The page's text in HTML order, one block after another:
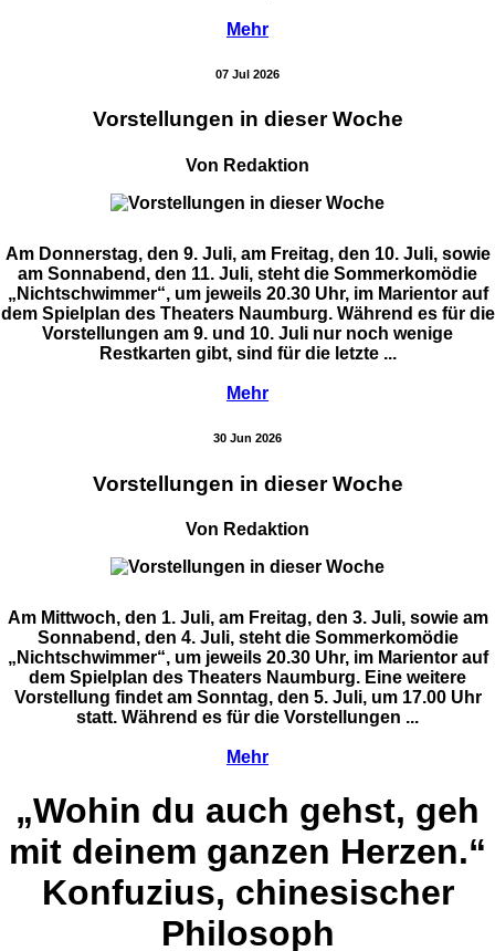
Mehr
07 Jul 2026
Vorstellungen in dieser Woche
Von Redaktion
Am Donnerstag, den 9. Juli, am Freitag, den 10. Juli, sowie
am Sonnabend, den 11. Juli, steht die Sommerkomödie
„Nichtschwimmer“, um jeweils 20.30 Uhr, im Marientor auf
dem Spielplan des Theaters Naumburg. Während es für die
Vorstellungen am 9. und 10. Juli nur noch wenige
Restkarten gibt, sind für die letzte ...
Mehr
30 Jun 2026
Vorstellungen in dieser Woche
Von Redaktion
Am Mittwoch, den 1. Juli, am Freitag, den 3. Juli, sowie am
Sonnabend, den 4. Juli, steht die Sommerkomödie
„Nichtschwimmer“, um jeweils 20.30 Uhr, im Marientor auf
dem Spielplan des Theaters Naumburg. Eine weitere
Vorstellung findet am Sonntag, den 5. Juli, um 17.00 Uhr
statt. Während es für die Vorstellungen ...
Mehr
„Wohin du auch gehst, geh
mit deinem ganzen Herzen.“
Konfuzius, chinesischer
Philosoph